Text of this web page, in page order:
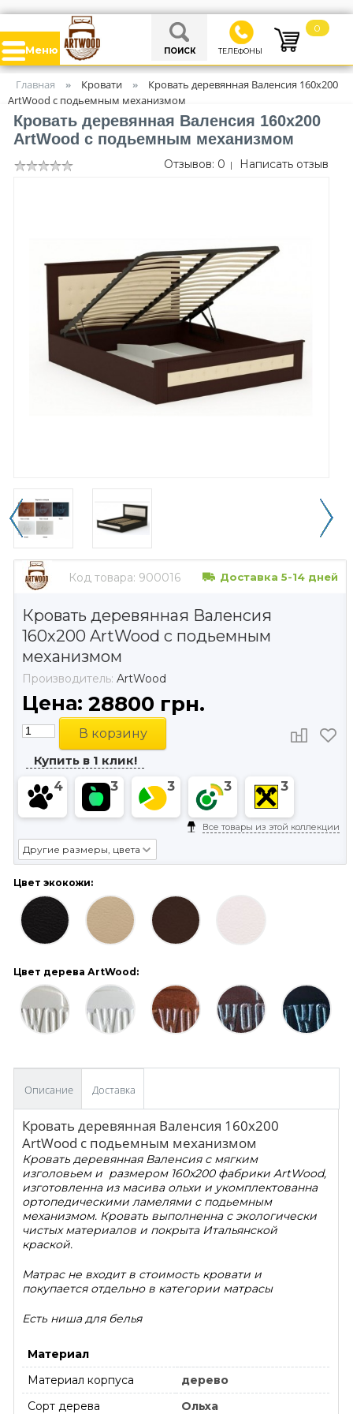
Меню ПОИСК ТЕЛЕФОНЫ
0
Главная » Кровати »
Кровать деревянная Валенсия 160х200
ArtWood c подьемным механизмом
Кровать деревянная Валенсия 160х200
ArtWood c подьемным механизмом
Отзывов: 0 | Написать отзыв
Код товара: 900016 Доставка 5-14 дней
Кровать деревянная Валенсия
160х200 ArtWood c подьемным
механизмом
Производитель: ArtWood
Цена: 28800 грн.
В корзину
Купить в 1 клик!
4
3 3 3 3
Все товары из этой коллекции
Другие размеры, цвета
Цвет экокожи:
Цвет дерева АrtWood:
Описание Доставка
Кровать деревянная Валенсия 160х200
ArtWood c подьемным механизмом
Кровать деревянная Валенсия с мягким
изголовьем и размером 160х200 фабрики ArtWood,
изготовленна из масива ольхи и укомплектованна
ортопедическими ламелями с подьемным
механизмом. Кровать выполненна с экологически
чистых материалов и покрыта Итальянской
краской.
Матрас не входит в стоимость кровати и
покупается отдельно в категории матрасы
Есть ниша для белья
Материал
Материал корпуса
дерево
Сорт дерева
Ольха